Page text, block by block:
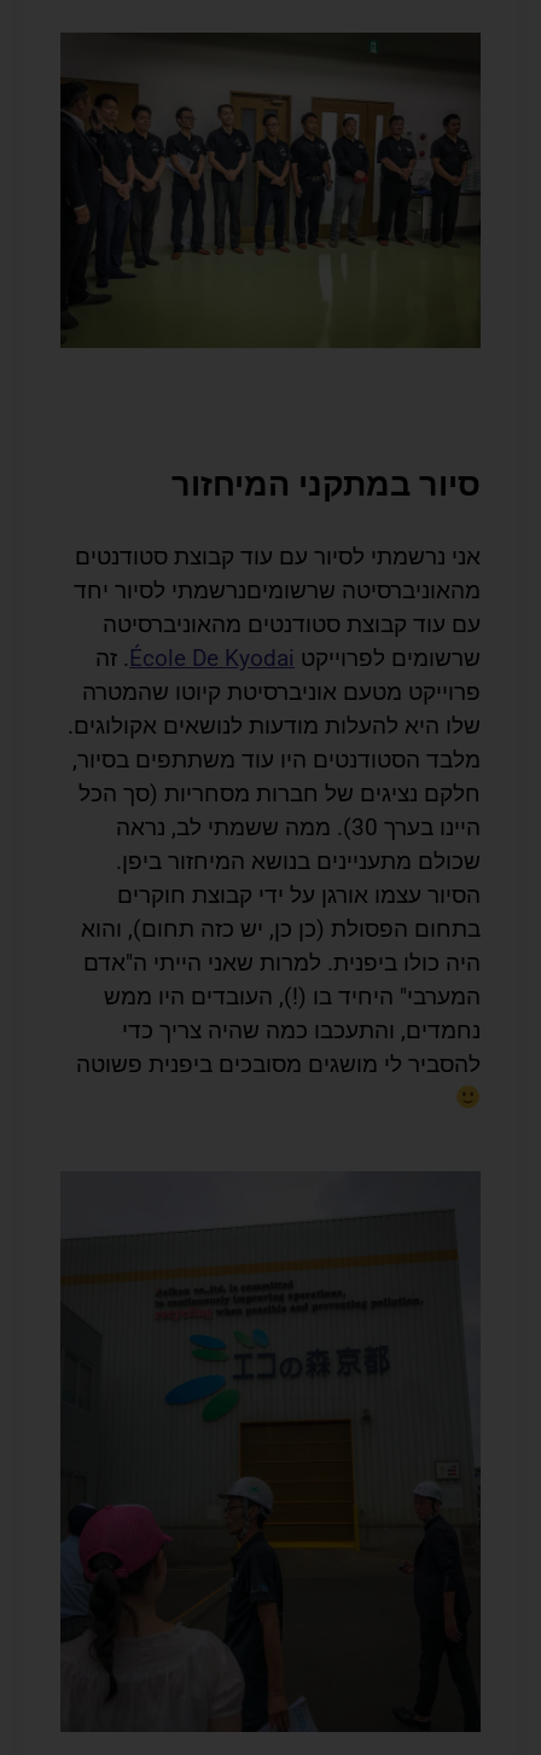
סיור במתקני המיחזור
אני נרשמתי לסיור עם עוד קבוצת סטודנטים
מהאוניברסיטה שרשומיםנרשמתי לסיור יחד
עם עוד קבוצת סטודנטים מהאוניברסיטה
שרשומים לפרוייקט École De Kyodai. זה
פרוייקט מטעם אוניברסיטת קיוטו שהמטרה
שלו היא להעלות מודעות לנושאים אקולוגים.
מלבד הסטודנטים היו עוד משתתפים בסיור,
חלקם נציגים של חברות מסחריות (סך הכל
היינו בערך 30). ממה ששמתי לב, נראה
שכולם מתעניינים בנושא המיחזור ביפן.
הסיור עצמו אורגן על ידי קבוצת חוקרים
בתחום הפסולת (כן כן, יש כזה תחום), והוא
היה כולו ביפנית. למרות שאני הייתי ה"אדם
המערבי" היחיד בו (!), העובדים היו ממש
נחמדים, והתעכבו כמה שהיה צריך כדי
להסביר לי מושגים מסובכים ביפנית פשוטה